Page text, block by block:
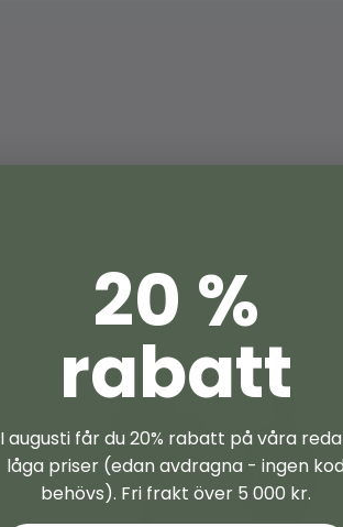
Ger både vackert bladverk
Ett fikonträd från Bornholm
som vill kombinera prydnad,
medelhavskänsla – även på
ha hjälp med plantering eller
20 %
rabatt
I augusti får du 20% rabatt på våra
låga priser (edan avdragna - ingen
behövs). Fri frakt över 5 000 kr.